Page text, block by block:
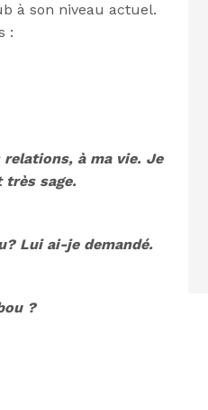
à son niveau actuel.
:
relations, à ma vie. Je
très sage.
Lui ai-je demandé.
?